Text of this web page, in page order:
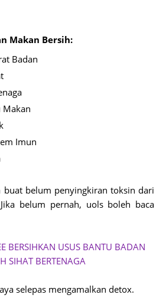
Makan Bersih:
Badan
Makan
Imun
buat belum penyingkiran toksin dari
belum pernah, uols boleh baca
BERSIHKAN USUS BANTU BADAN
SIHAT BERTENAGA
selepas mengamalkan detox.